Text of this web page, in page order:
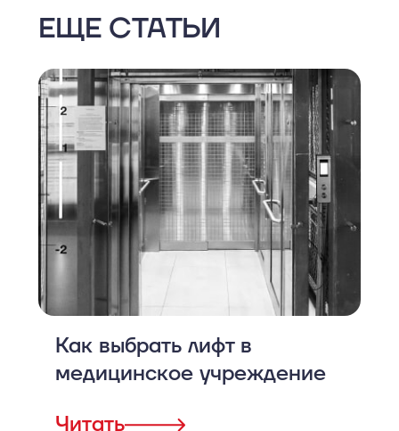
ЕЩЕ СТАТЬИ
Как выбрать лифт в
медицинское учреждение
Читать